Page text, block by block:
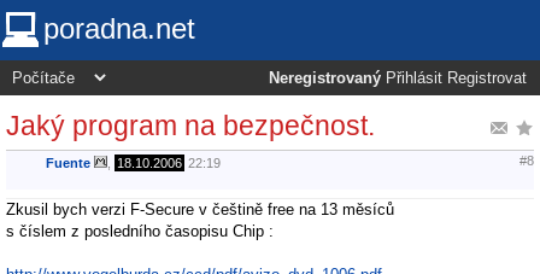
poradna.net
Neregistrovaný Přihlásit Registrovat
Jaký program na bezpečnost.
Fuente 18.10.2006 22:19 #8
Zkusil bych verzi F-Secure v češtině free na 13 měsíců
s číslem z posledního časopisu Chip :